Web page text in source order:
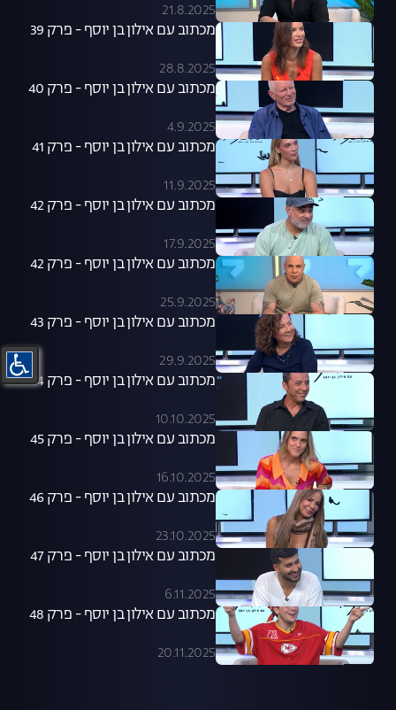
21.8.2025
מכתוב עם אילון בן יוסף - פרק 39
28.8.2025
מכתוב עם אילון בן יוסף - פרק 40
4.9.2025
מכתוב עם אילון בן יוסף - פרק 41
11.9.2025
מכתוב עם אילון בן יוסף - פרק 42
17.9.2025
מכתוב עם אילון בן יוסף - פרק 42
25.9.2025
מכתוב עם אילון בן יוסף - פרק 43
29.9.2025
מכתוב עם אילון בן יוסף - פרק 44
10.10.2025
מכתוב עם אילון בן יוסף - פרק 45
16.10.2025
מכתוב עם אילון בן יוסף - פרק 46
23.10.2025
מכתוב עם אילון בן יוסף - פרק 47
6.11.2025
מכתוב עם אילון בן יוסף - פרק 48
20.11.2025